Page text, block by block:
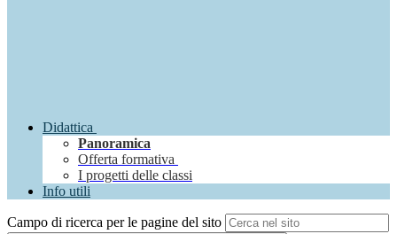
Didattica
Panoramica
Offerta formativa
I progetti delle classi
Info utili
Campo di ricerca per le pagine del sito